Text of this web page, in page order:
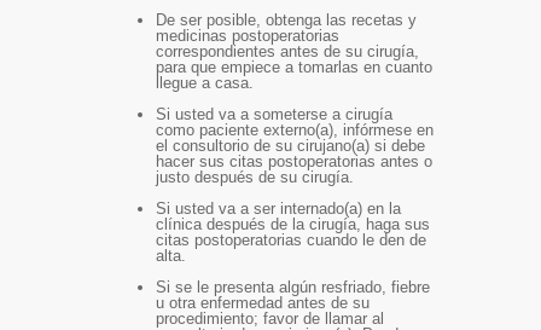
De ser posible, obtenga las recetas y
medicinas postoperatorias
correspondientes antes de su cirugía,
para que empiece a tomarlas en cuanto
llegue a casa.
Si usted va a someterse a cirugía
como paciente externo(a), infórmese en
el consultorio de su cirujano(a) si debe
hacer sus citas postoperatorias antes o
justo después de su cirugía.
Si usted va a ser internado(a) en la
clínica después de la cirugía, haga sus
citas postoperatorias cuando le den de
alta.
Si se le presenta algún resfriado, fiebre
u otra enfermedad antes de su
procedimiento; favor de llamar al